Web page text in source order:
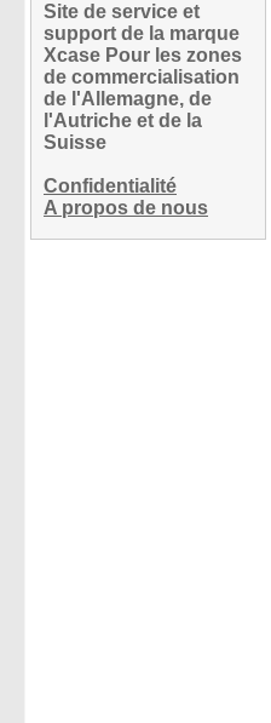
Site de service et
support de la marque
Xcase Pour les zones
de commercialisation
de l'Allemagne, de
l'Autriche et de la
Suisse
Confidentialité
A propos de nous